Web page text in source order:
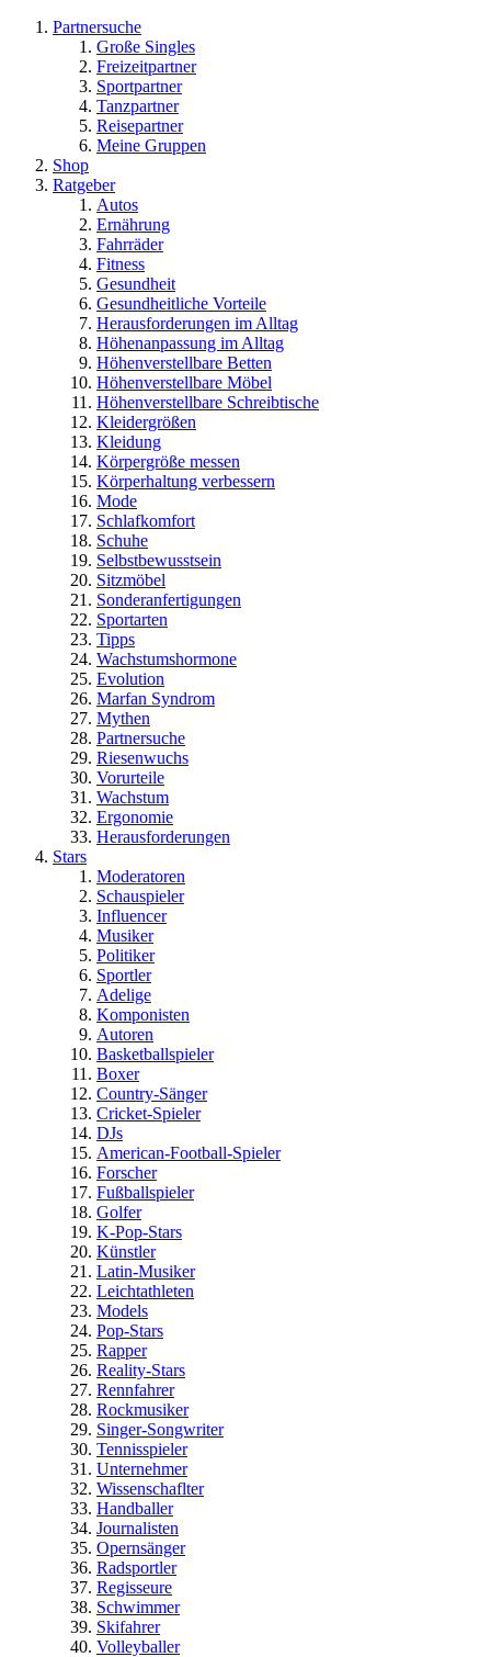
Partnersuche
Große Singles
Freizeitpartner
Sportpartner
Tanzpartner
Reisepartner
Meine Gruppen
Shop
Ratgeber
Autos
Ernährung
Fahrräder
Fitness
Gesundheit
Gesundheitliche Vorteile
Herausforderungen im Alltag
Höhenanpassung im Alltag
Höhenverstellbare Betten
Höhenverstellbare Möbel
Höhenverstellbare Schreibtische
Kleidergrößen
Kleidung
Körpergröße messen
Körperhaltung verbessern
Mode
Schlafkomfort
Schuhe
Selbstbewusstsein
Sitzmöbel
Sonderanfertigungen
Sportarten
Tipps
Wachstumshormone
Evolution
Marfan Syndrom
Mythen
Partnersuche
Riesenwuchs
Vorurteile
Wachstum
Ergonomie
Herausforderungen
Stars
Moderatoren
Schauspieler
Influencer
Musiker
Politiker
Sportler
Adelige
Komponisten
Autoren
Basketballspieler
Boxer
Country-Sänger
Cricket-Spieler
DJs
American-Football-Spieler
Forscher
Fußballspieler
Golfer
K-Pop-Stars
Künstler
Latin-Musiker
Leichtathleten
Models
Pop-Stars
Rapper
Reality-Stars
Rennfahrer
Rockmusiker
Singer-Songwriter
Tennisspieler
Unternehmer
Wissenschaflter
Handballer
Journalisten
Opernsänger
Radsportler
Regisseure
Schwimmer
Skifahrer
Volleyballer